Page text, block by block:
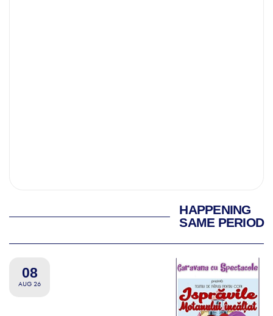
HAPPENING
SAME PERIOD
08
AUG 26